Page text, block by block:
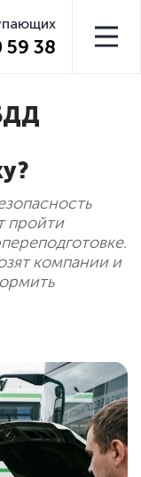
59 38
пройти
компании и